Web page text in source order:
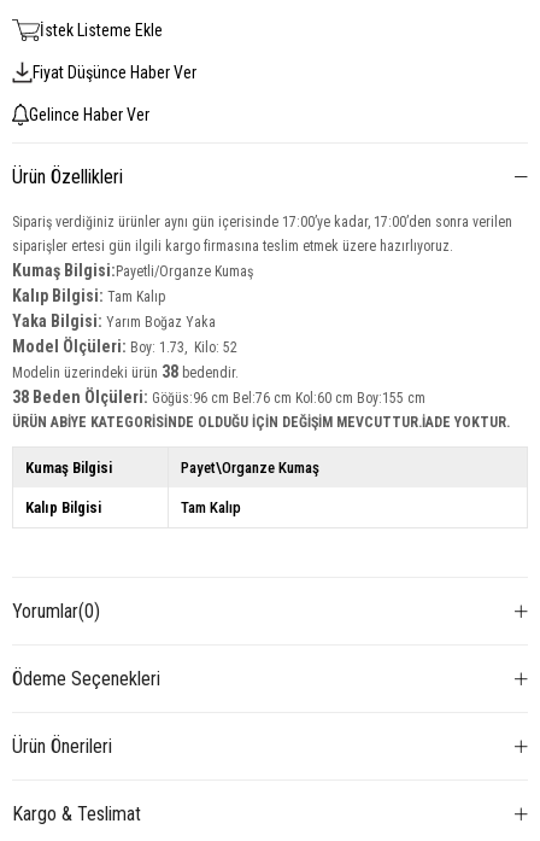
İstek Listeme Ekle
Fiyat Düşünce Haber Ver
Gelince Haber Ver
Ürün Özellikleri
Sipariş verdiğiniz ürünler aynı gün içerisinde 17:00’ye kadar, 17:00’den sonra verilen
siparişler ertesi gün ilgili kargo firmasına teslim etmek üzere hazırlıyoruz.
Kumaş Bilgisi:Payetli/Organze Kumaş
Kalıp Bilgisi: Tam Kalıp
Yaka Bilgisi: Yarım Boğaz Yaka
Model Ölçüleri: Boy: 1.73, Kilo: 52
Modelin üzerindeki ürün 38 bedendir.
38 Beden Ölçüleri: Göğüs:96 cm Bel:76 cm Kol:60 cm Boy:155 cm
ÜRÜN ABİYE KATEGORİSİNDE OLDUĞU İÇİN DEĞİŞİM MEVCUTTUR.İADE YOKTUR.
Kumaş Bilgisi Payet\Organze Kumaş
Kalıp Bilgisi Tam Kalıp
Yorumlar(0)
Ödeme Seçenekleri
Ürün Önerileri
Kargo & Teslimat